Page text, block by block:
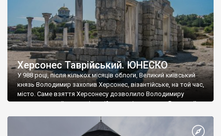
Херсонес Таврійський. ЮНЕСКО
У 988 році, після кількох місяців облоги, Великий київський
князь Володимир захопив Херсонес, візантійське, на той час,
місто. Саме взяття Херсонесу дозволило Володимиру
диктувати свої умови візантійському імператору Василю ІІ, та
Херсонесі Володимир-язичник, став Василем-християнином.
А потім було Хрещення Русі. На честь Херсонесу Таврійського